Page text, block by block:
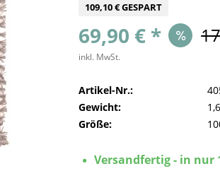
109,10 € GESPART
69,90 € *
inkl. MwSt.
Artikel-Nr.:
Gewicht:
Größe:
Versandfertig - in nur